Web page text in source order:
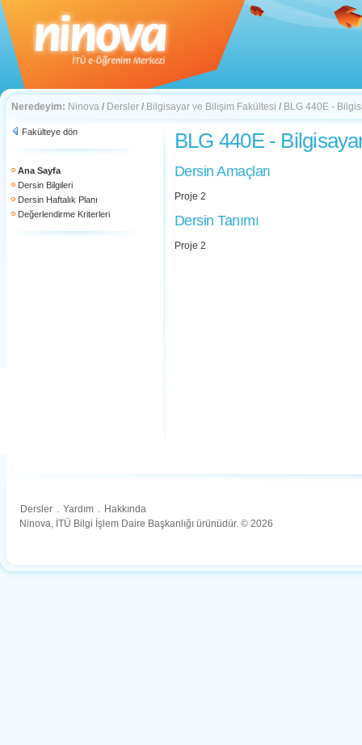
Neredeyim: Ninova / Dersler / Bilgisayar ve Bilişim Fakültesi / BLG 440E -
Fakülteye dön
Ana Sayfa
Dersin Bilgileri
Dersin Haftalık Planı
Değerlendirme Kriterleri
BLG 440E -
Dersin Amaçları
Proje 2
Dersin Tanımı
Proje 2
Dersler . Yardım . Hakkında
Ninova, İTÜ Bilgi İşlem Daire Başkanlığı ürünüdür. © 2026